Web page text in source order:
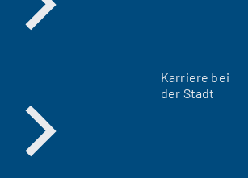
Karriere bei
der Stadt